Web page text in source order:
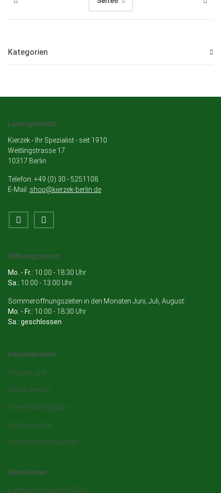
Kategorien
Ladengeschäft
Kierzek - Ihr Spezialist - seit 1910
Weitlingstrasse 17
10317 Berlin
Telefon: +49 (0) 30 - 5251108
E-Mail: shop@kierzek-berlin.de
Öffnungszeiten
Mo. - Fr.: 10:00 - 18:30 Uhr
Sa.: 10:00 - 13:00 Uhr
Sommeröffnungszeiten in den Monaten Juni, Juli, August:
Mo. - Fr.: 10:00 - 18:30 Uhr
Sa.: geschlossen
Informationen
Wir über uns
Whiskyherbst
Veranstaltungsplan
Zahlungsarten
Versandinformationen
Rechtliches
Datenschutz nach DSGVO